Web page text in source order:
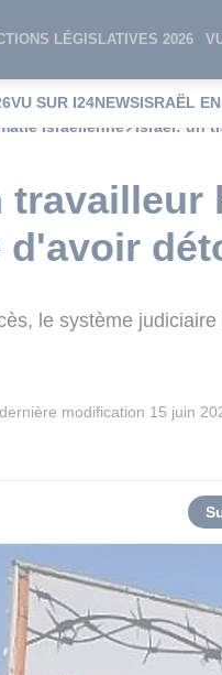
LÉGISLATIVES 2026
VU SUR I24NEWSISRAËL
Israélienne Israël: un
travailleur
d'avoir
le système
dernière modification 15 juin